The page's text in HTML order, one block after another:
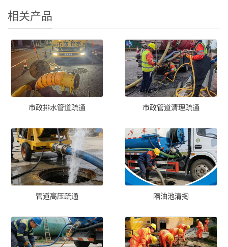
相关产品
市政排水管道疏通 市政管道清理疏通
管道高压疏通 隔油池清掏